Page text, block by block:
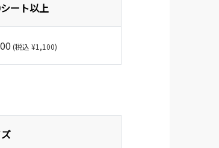
ート以上
(税込 ¥1,100)